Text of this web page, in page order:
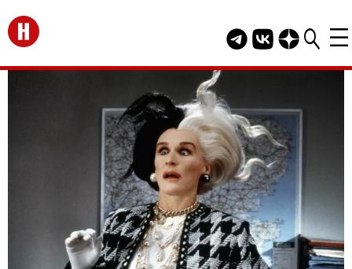
Перейти на главную
Telegram канал
Группа HELLO
Канал